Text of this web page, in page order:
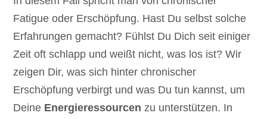
Fatigue oder Erschöpfung. Hast Du selbst solche
Erfahrungen gemacht? Fühlst Du Dich seit einiger
Zeit oft schlapp und weißt nicht, was los ist? Wir
zeigen Dir, was sich hinter chronischer
Erschöpfung verbirgt und was Du tun kannst, um
Deine Energieressourcen zu unterstützen. In